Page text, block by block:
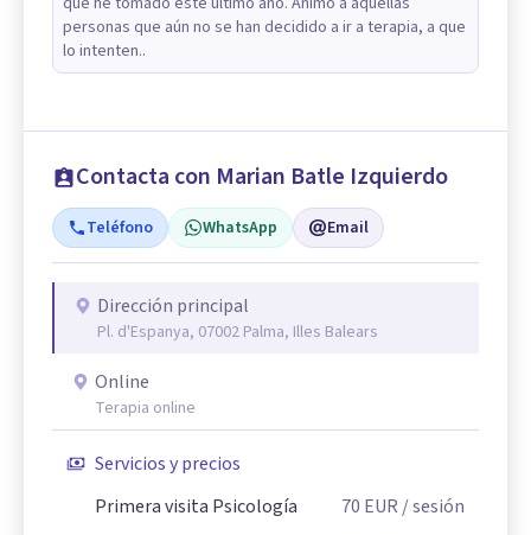
personas que aún no se han decidido a ir a terapia, a que
lo intenten..
Contacta con Marian Batle Izquierdo
Teléfono WhatsApp Email
Dirección principal
Pl. d'Espanya, 07002 Palma, Illes Balears
Online
Terapia online
Servicios y precios
Primera visita Psicología
70 EUR / sesión